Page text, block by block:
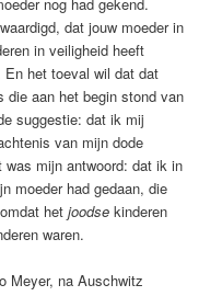
nog had gekend.
dat jouw moeder in
in veiligheid heeft
het toeval wil dat dat
die aan het begin stond van
suggestie: dat ik mij
van mijn dode
was mijn antwoord: dat ik in
moeder had gedaan, die
hetjoodse kinderen
waren.
Meyer, na Auschwitz